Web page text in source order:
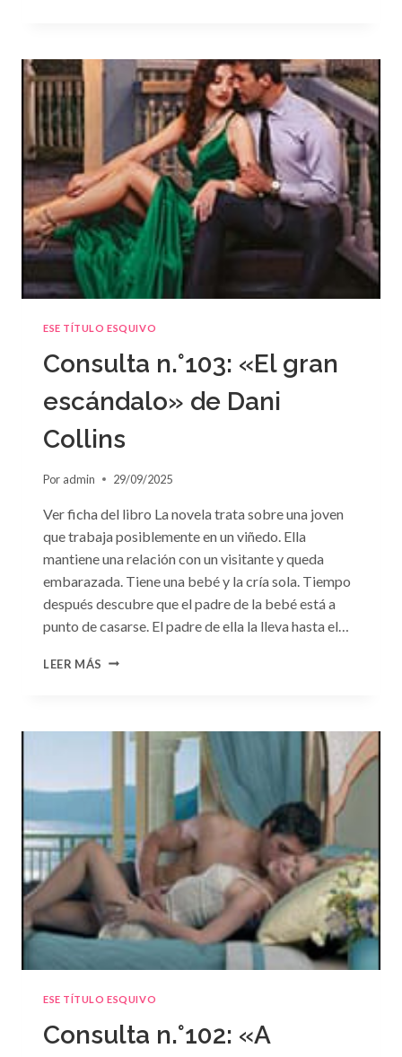
ESE TÍTULO ESQUIVO
Consulta n.°103: «El gran
escándalo» de Dani
Collins
Por admin 29/09/2025
Ver ficha del libro La novela trata sobre una joven
que trabaja posiblemente en un viñedo. Ella
mantiene una relación con un visitante y queda
embarazada. Tiene una bebé y la cría sola. Tiempo
después descubre que el padre de la bebé está a
punto de casarse. El padre de ella la lleva hasta el…
LEER MÁS CONSULTA
GRAN
ESCÁNDALO»
DANI
ESE TÍTULO ESQUIVO
Consulta n.°102: «A